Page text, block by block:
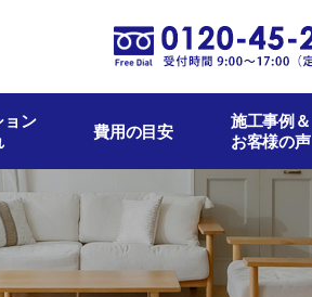
ョン
費用の目安
施工事例＆
お客様の声